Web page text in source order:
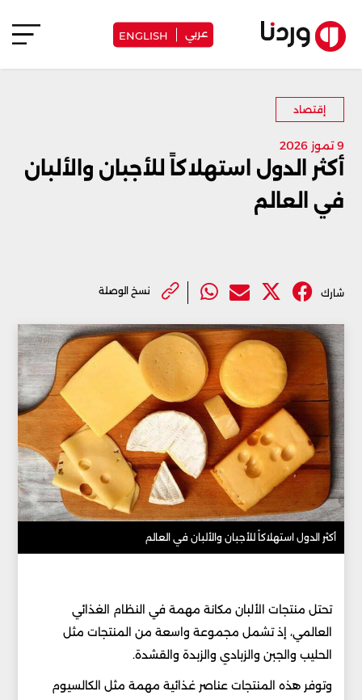
عربي ENGLISH
إقتصاد
9 تموز 2026
أكثر الدول استهلاكاً للأجبان والألبان
في العالم
شارك نسخ الوصلة
أكثر الدول استهلاكاً للأجبان والألبان في العالم
تحتل منتجات الألبان مكانة مهمة في النظام الغذائي
العالمي، إذ تشمل مجموعة واسعة من المنتجات مثل
الحليب والجبن والزبادي والزبدة والقشدة.
وتوفر هذه المنتجات عناصر غذائية مهمة مثل الكالسيوم